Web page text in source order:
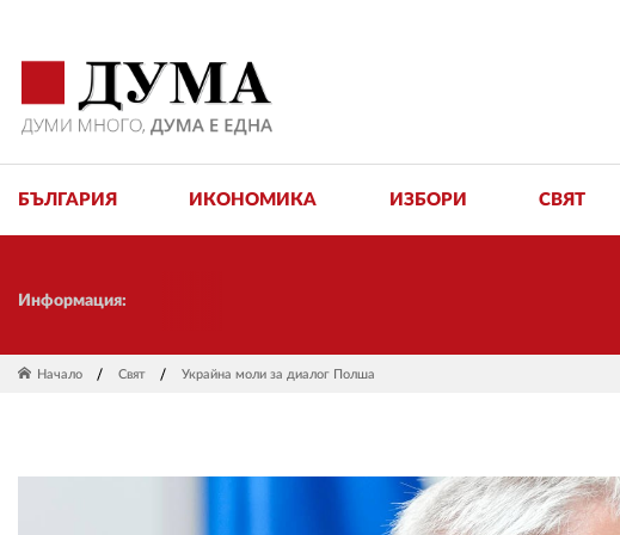
БЪЛГАРИЯ ИКОНОМИКА ИЗБОРИ СВЯТ
Информация:
Начало Свят Украйна моли за диалог Полша